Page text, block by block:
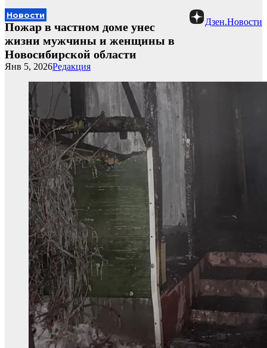
Дзен.Новости
Новости
Пожар в частном доме унес
жизни мужчины и женщины в
Новосибирской области
Редакция
Янв 5, 2026